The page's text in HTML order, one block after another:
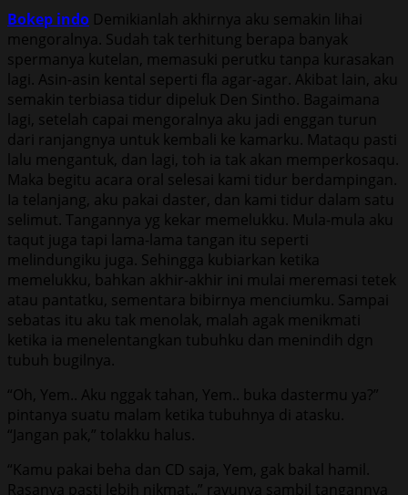
Bokep indo Demikianlah akhirnya aku semakin lihai
mengoralnya. Sudah tak terhitung berapa banyak
spermanya kutelan, memasuki perutku tanpa kurasakan
lagi. Asin-asin kental seperti fla agar-agar. Akibat lain, aku
semakin terbiasa tidur dipeluk Den Sintho. Bagaimana
lagi, setelah capai mengoralnya aku jadi enggan turun
dari ranjangnya untuk kembali ke kamarku. Mataqu pasti
lalu mengantuk, dan lagi, toh ia tak akan memperkosaqu.
Maka begitu acara oral selesai kami tidur berdampingan.
Ia telanjang, aku pakai daster, dan kami tidur dalam satu
selimut. Tangannya yg kekar memelukku. Mula-mula aku
taqut juga tapi lama-lama tangan itu seperti
melindungiku juga. Sehingga kubiarkan ketika
memelukku, bahkan akhir-akhir ini mulai meremasi tetek
atau pantatku, sementara bibirnya menciumku. Sampai
sebatas itu aku tak menolak, malah agak menikmati
ketika ia menelentangkan tubuhku dan menindih dgn
tubuh bugilnya.
“Oh, Yem.. Aku nggak tahan, Yem.. buka dastermu ya?”
pintanya suatu malam ketika tubuhnya di atasku.
“Jangan pak,” tolakku halus.
“Kamu pakai beha dan CD saja, Yem, gak bakal hamil.
Rasanya pasti lebih nikmat..” rayunya sambil tangannya